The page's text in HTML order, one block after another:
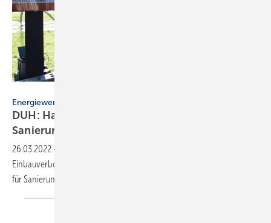
Energiewende
DUH: Habecks Osterpaket muss
Sanierungswelle
26.03.2022 -
Einbauverbot für Gas-Heizungen im Neubau, ausreichende Förderung
für Sanierungen und verpflichtende Effizienzvorgaben